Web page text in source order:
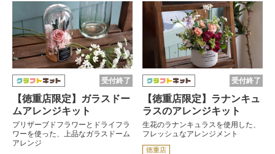
受付終了
【徳重店限定】ガラスドー
ムアレンジキット
プリザーブドフラワーとドライフラ
ワーを使った、上品なガラスドーム
アレンジ
受付終了
【徳重店限定】ラナンキュ
ラスのアレンジキット
生花のラナンキュラスを使用した、
フレッシュなアレンジメント
徳重店